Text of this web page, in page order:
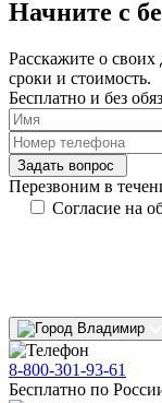
Начните с
Расскажите о
сроки и стоимость.
Бесплатно и без
Задать вопрос
Перезвоним в
Согласие на
Владимир
8-800-301-93-61
Бесплатно по